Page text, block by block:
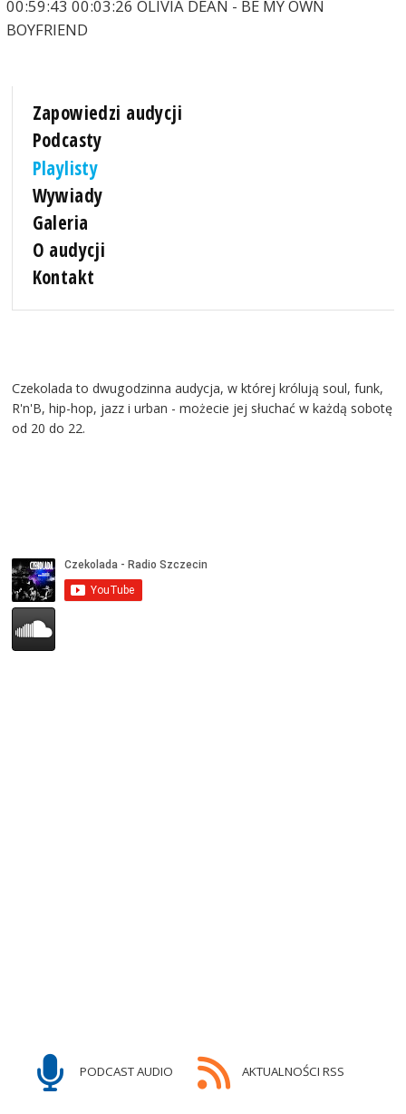
00:59:43 00:03:26 OLIVIA DEAN - BE MY OWN
BOYFRIEND
Zapowiedzi audycji
Podcasty
Playlisty
Wywiady
Galeria
O audycji
Kontakt
Czekolada to dwugodzinna audycja, w której królują soul, funk,
R'n'B, hip-hop, jazz i urban - możecie jej słuchać w każdą sobotę
od 20 do 22.
PODCAST AUDIO AKTUALNOŚCI RSS